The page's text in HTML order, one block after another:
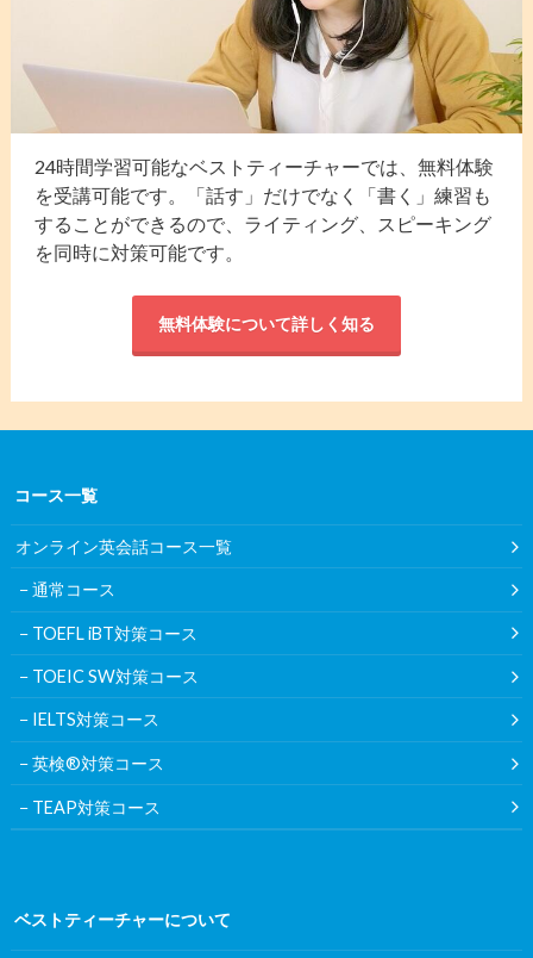
24時間学習可能なベストティーチャーでは、無料体験
を受講可能です。「話す」だけでなく「書く」練習も
することができるので、ライティング、スピーキング
を同時に対策可能です。
無料体験について詳しく知る
コース一覧
オンライン英会話コース一覧
通常コース
TOEFL iBT対策コース
TOEIC SW対策コース
IELTS対策コース
英検®対策コース
TEAP対策コース
ベストティーチャーについて